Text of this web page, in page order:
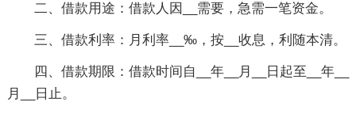
二、借款用途：借款人因__需要，急需一笔资金。
三、借款利率：月利率__‰，按__收息，利随本清。
四、借款期限：借款时间自__年__月__日起至__年__
月__日止。